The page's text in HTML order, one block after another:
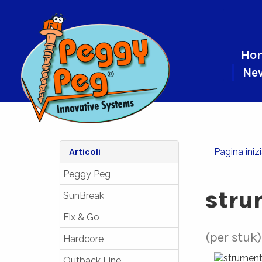
Articoli
Peggy Peg
SunBreak
Fix & Go
Hardcore
Pagina
(per stuk)